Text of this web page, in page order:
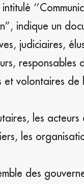
indique un
judiciaires,
responsables
volontaires de
les
les
des